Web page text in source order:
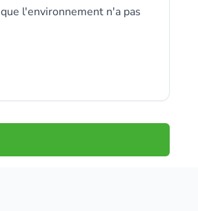
l'environnement n'a pas